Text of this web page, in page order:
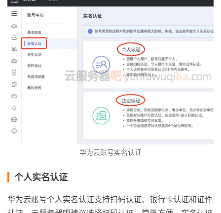
华为云账号实名认证
个人实名认证
华为云账号个人实名认证支持扫码认证、银行卡认证和证件